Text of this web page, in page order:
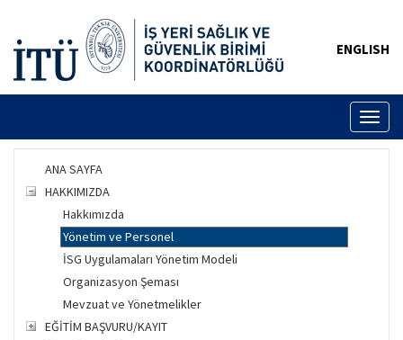
ENGLISH
ANA SAYFA
HAKKIMIZDA
Hakkımızda
Yönetim ve Personel
İSG Uygulamaları Yönetim Modeli
Organizasyon Şeması
Mevzuat ve Yönetmelikler
EĞİTİM BAŞVURU/KAYIT